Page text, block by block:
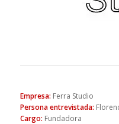
Empresa: Ferra Studio
Persona entrevistada:
Cargo: Fundadora